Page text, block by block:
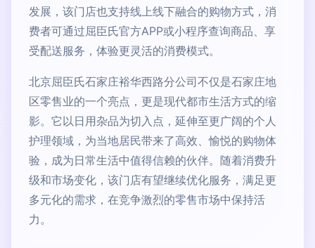
发展，该门店也支持线上线下融合的购物方式，消
费者可通过屈臣氏官方APP或小程序查询商品、享
受配送服务，体验更灵活的消费模式。
北京屈臣氏石家庄裕华西路分公司不仅是石家庄地
区零售业的一个亮点，更是现代都市生活方式的缩
影。它以日用杂品为切入点，延伸至更广阔的个人
护理领域，为当地居民带来了高效、愉悦的购物体
验，成为日常生活中值得信赖的伙伴。随着消费升
级和市场变化，该门店有望继续优化服务，满足更
多元化的需求，在竞争激烈的零售市场中保持活
力。